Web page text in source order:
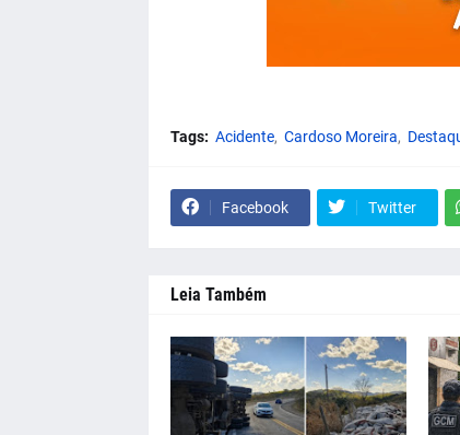
Tags: Acidente Cardoso Moreira
Facebook Twitter
Leia Também